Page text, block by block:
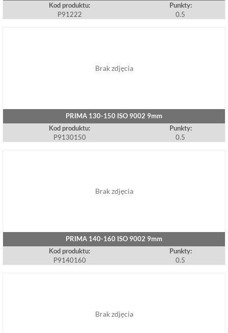
Kod produktu:
P91222
Punkty:
0.5
Brak zdjęcia
PRIMA 130-150 ISO 9002 9mm
Kod produktu:
P9130150
Punkty:
0.5
Brak zdjęcia
PRIMA 140-160 ISO 9002 9mm
Kod produktu:
P9140160
Punkty:
0.5
Brak zdjęcia